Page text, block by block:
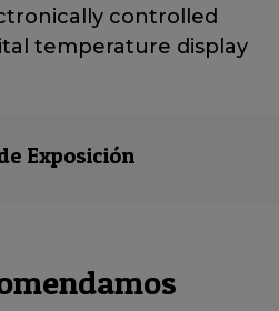
controlled
temperature display
Exposición